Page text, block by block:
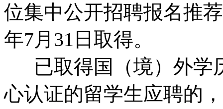
位集中公开招聘报名推
年7月31日取得。
已取得国（境）外学
心认证的留学生应聘的